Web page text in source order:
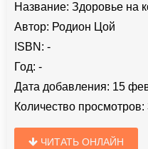
Название: Здоровье на
Автор: Родион Цой
ISBN: -
Год: -
Дата добавления: 15
Количество просмотров:
ЧИТАТЬ ОНЛАЙН